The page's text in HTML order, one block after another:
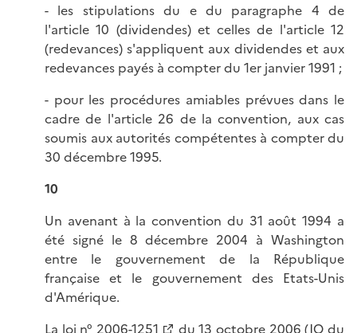
- les stipulations du e du paragraphe 4 de
l'article 10 (dividendes) et celles de l'article 12
(redevances) s'appliquent aux dividendes et aux
redevances payés à compter du 1er janvier 1991 ;
- pour les procédures amiables prévues dans le
cadre de l'article 26 de la convention, aux cas
soumis aux autorités compétentes à compter du
30 décembre 1995.
10
Un avenant à la convention du 31 août 1994 a
été signé le 8 décembre 2004 à Washington
entre le gouvernement de la République
française et le gouvernement des Etats-Unis
d'Amérique.